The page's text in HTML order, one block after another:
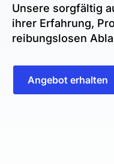
Unsere sorgfältig
ihrer Erfahrung,
reibungslosen
Angebot erhalten